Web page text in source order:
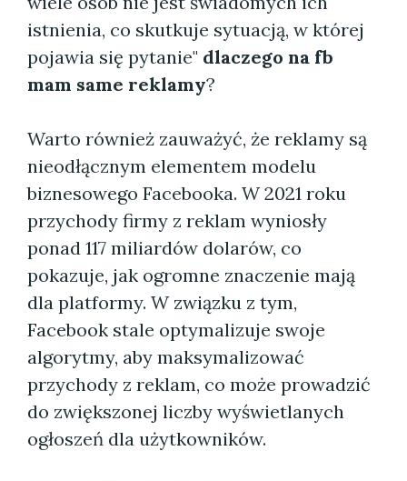
istnienia, co skutkuje sytuacją, w której
pojawia się pytanie" dlaczego na fb
mam same reklamy?
Warto również zauważyć, że reklamy są
nieodłącznym elementem modelu
biznesowego Facebooka. W 2021 roku
przychody firmy z reklam wyniosły
ponad 117 miliardów dolarów, co
pokazuje, jak ogromne znaczenie mają
dla platformy. W związku z tym,
Facebook stale optymalizuje swoje
algorytmy, aby maksymalizować
przychody z reklam, co może prowadzić
do zwiększonej liczby wyświetlanych
ogłoszeń dla użytkowników.